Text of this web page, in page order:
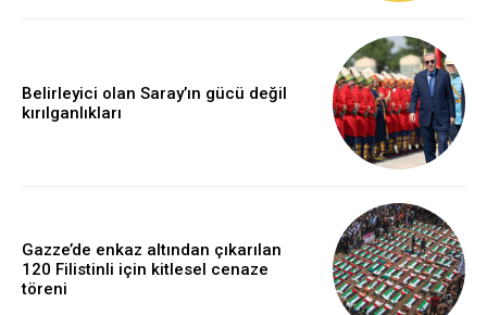
Belirleyici olan Saray’ın gücü değil
kırılganlıkları
Gazze’de enkaz altından çıkarılan
120 Filistinli için kitlesel cenaze
töreni